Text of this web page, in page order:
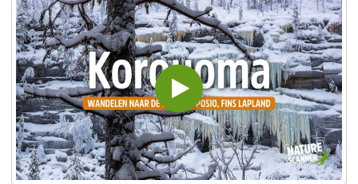
Video
inladen
en
afspelen